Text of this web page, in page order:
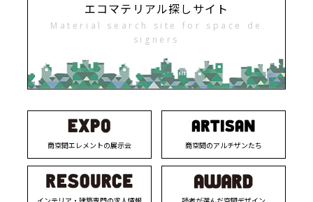
エコマテリアル探しサイト
Material search site for space de
signers
商空間エレメントの展示会 商空間のアルチザンたち